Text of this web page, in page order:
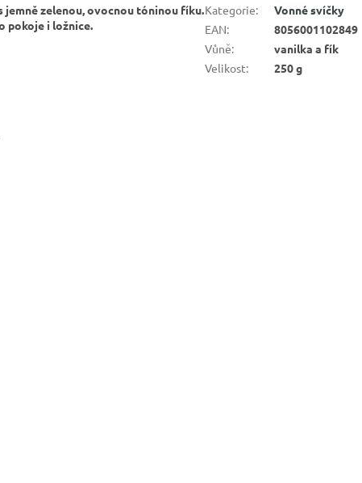
jemně zelenou, ovocnou tóninou fíku.
pokoje i ložnice.
Kategorie:
Vonné svíčky
EAN:
8056001102849
Vůně:
vanilka a fík
Velikost: 250 g